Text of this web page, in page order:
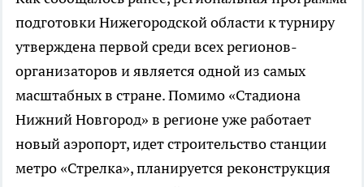
подготовки Нижегородской области к турниру
утверждена первой среди всех регионов-
организаторов и является одной из самых
масштабных в стране. Помимо «Стадиона
Нижний Новгород» в регионе уже работает
новый аэропорт, идет строительство станции
метро «Стрелка», планируется реконструкция